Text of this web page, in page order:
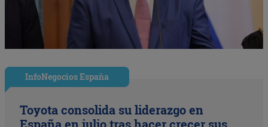
InfoNegocios España
Toyota consolida su liderazgo en